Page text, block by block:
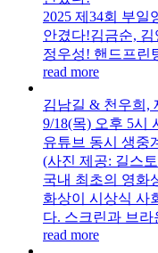
2025 제34회 부일
안겼다!김금순,
정우성! 핸드프린
read more
김남길 & 천우희,
9/18(목) 오후 5시
유튜브 동시 생중
(사진 제공: 길스
국내 최초의 영화
화상이 시상식 사
다. 스크린과 브
read more